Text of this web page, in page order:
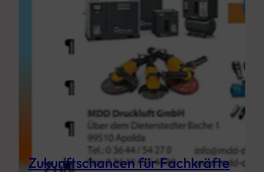
Zukunftschancen für Fachkräfte